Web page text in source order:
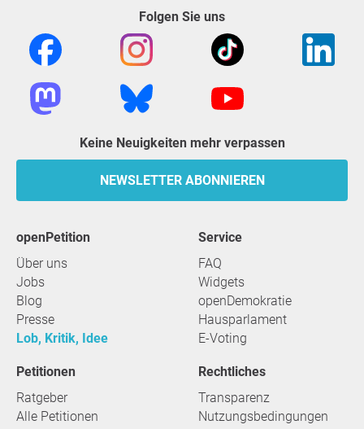
Folgen Sie uns
Keine Neuigkeiten mehr verpassen
NEWSLETTER ABONNIEREN
openPetition
Über uns
Jobs
Blog
Presse
Lob, Kritik, Idee
Service
FAQ
Widgets
openDemokratie
Hausparlament
E-Voting
Petitionen
Ratgeber
Alle Petitionen
Rechtliches
Transparenz
Nutzungsbedingungen